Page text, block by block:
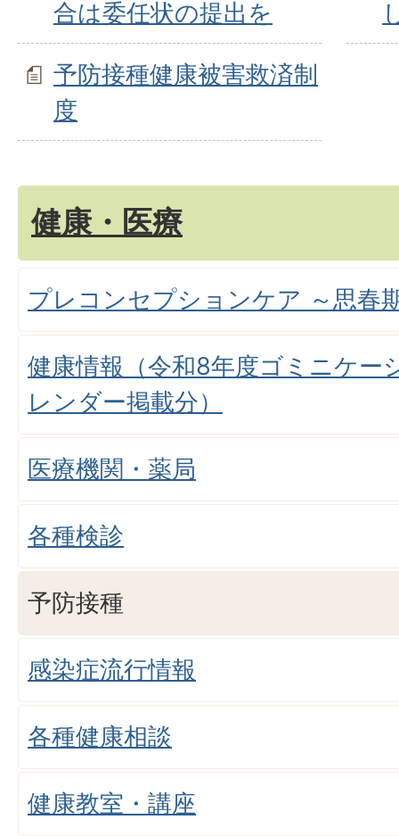
合は委任状の提出を
予防接種健康被害救済制
度
健康・医療
プレコンセプションケア ～思春
健康情報（令和8年度ゴミニケー
レンダー掲載分）
医療機関・薬局
各種検診
予防接種
感染症流行情報
各種健康相談
健康教室・講座